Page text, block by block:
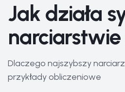
Jak działa
Dlaczego najszybszy
przykłady obliczeniowe